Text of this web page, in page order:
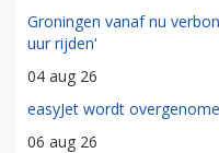
Groningen vanaf nu
uur rijden'
04 aug 26
easyJet wordt
06 aug 26